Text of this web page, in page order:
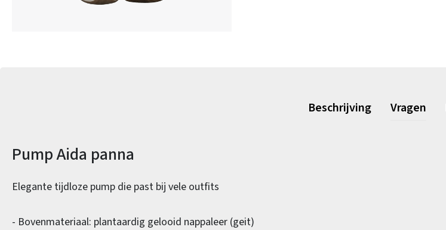
Beschrijving Vragen
Productinformatie
Pump Aida panna
Elegante tijdloze pump die past bij vele outfits
- Bovenmateriaal: plantaardig gelooid nappaleer (geit)